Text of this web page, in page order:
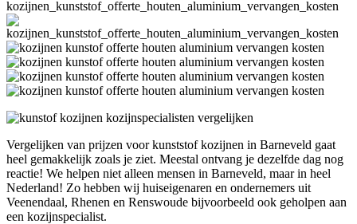
Vergelijken van prijzen voor kunststof kozijnen in Barneveld gaat
heel gemakkelijk zoals je ziet. Meestal ontvang je dezelfde dag nog
reactie! We helpen niet alleen mensen in Barneveld, maar in heel
Nederland! Zo hebben wij huiseigenaren en ondernemers uit
Veenendaal, Rhenen en Renswoude bijvoorbeeld ook geholpen aan
een kozijnspecialist.